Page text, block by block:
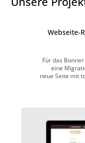
Webseite-
Für das
eine
neue Seite mit